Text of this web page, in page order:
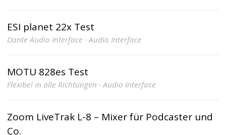
ESI planet 22x Test
Dante Audio Interface · Audio Interface
MOTU 828es Test
Flexibel in alle Richtungen · Audio Interface
Zoom LiveTrak L-8 – Mixer für Podcaster und
Co.